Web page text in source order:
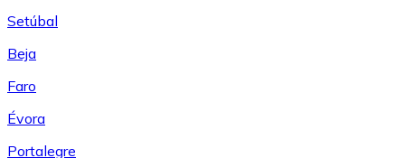
Setúbal
Beja
Faro
Évora
Portalegre